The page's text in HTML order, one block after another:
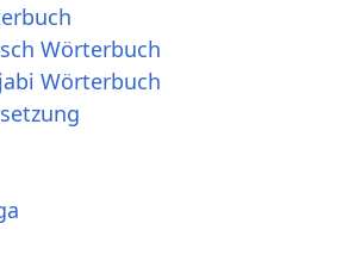
Wörterbuch
Wörterbuch